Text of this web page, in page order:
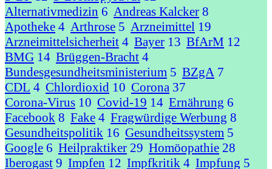
Alternativmedizin 6 Andreas Kalcker 8
Apotheke 4 Arthrose 5 Arzneimittel 19
Arzneimittelsicherheit 4 Bayer 13 BfArM 12
BMG 14 Brüggen-Bracht 4
Bundesgesundheitsministerium 5 BZgA 7
CDL 4 Chlordioxid 10 Corona 37
Corona-Virus 10 Covid-19 14 Ernährung 6
Facebook 8 Fake 4 Fragwürdige Werbung 8
Gesundheitspolitik 16 Gesundheitssystem 5
Google 6 Heilpraktiker 29 Homöopathie 28
Iberogast 9 Impfen 12 Impfkritik 4 Impfung 5